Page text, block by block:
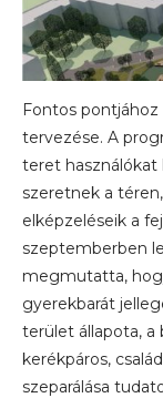
Fontos
tervezése. A
teret
szeretnek a
elképzeléseik a
szeptemberben
megmutatta,
gyerekbarát
terület állapota, a
kerékpáros,
szeparálása